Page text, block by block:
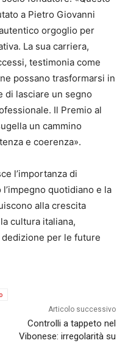
a Pietro Giovanni
orgoglio per
La sua carriera,
testimonia come
possano trasformarsi in
di lasciare un segno
Il Premio al
un cammino
e coerenza».
l’importanza di
quotidiano e la
alla crescita
cultura italiana,
per le future
Articolo successivo
Controlli a tappeto nel
Vibonese: irregolarità su